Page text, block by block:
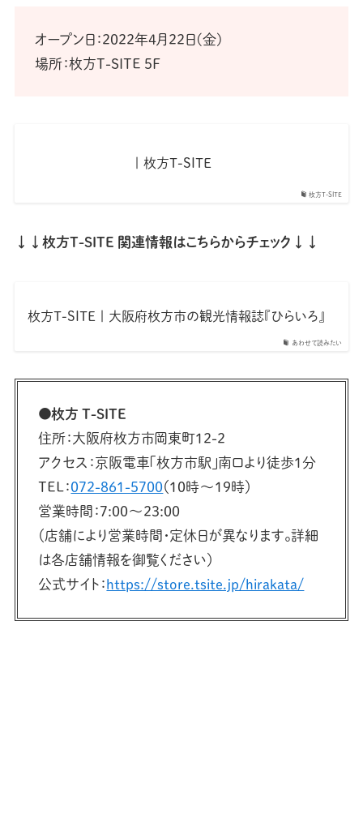
オープン日：2022年4月22日(金)
場所：枚方T-SITE 5F
枚方T-SITE
| 枚方T-SITE
↓↓枚方T-SITE 関連情報はこちらからチェック↓↓
あわせて読みたい
枚方T-SITE | 大阪府枚方市の観光情報誌『ひらいろ』
●枚方 T-SITE
住所：大阪府枚方市岡東町12-2
アクセス：京阪電車「枚方市駅」南口より徒歩1分
TEL：072-861-5700（10時〜19時）
営業時間：7:00〜23:00
（店舗により営業時間・定休日が異なります。詳細
は各店舗情報を御覧ください）
公式サイト：https://store.tsite.jp/hirakata/